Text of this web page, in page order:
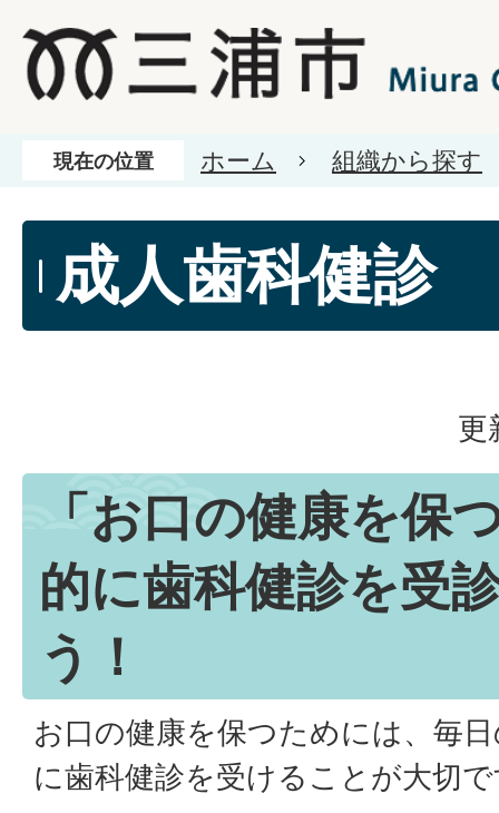
現在の位置 ホーム 組織から探す
成人歯科健診
更
「お口の健康を保
的に歯科健診を受
う！
お口の健康を保つためには、毎
に歯科健診を受けることが大切